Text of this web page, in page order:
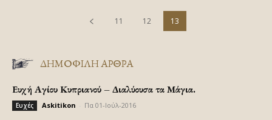
11 12 13
ΔΗΜΟΦΙΛΗ ΑΡΘΡΑ
Ευχή Αγίου Κυπριανού – Διαλύουσα τα Μάγια.
Ευχές Askitikon Πα 01-Ιούλ-2016